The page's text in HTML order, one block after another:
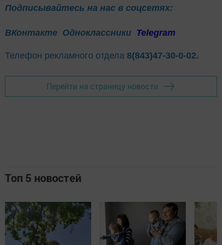
Подписывайтесь на нас в соцсетях:
ВКонтакте Одноклассники Telegram
Телефон рекламного отдела 8(843)47-30-0-02.
Перейти на страницу новости
Топ 5 новостей